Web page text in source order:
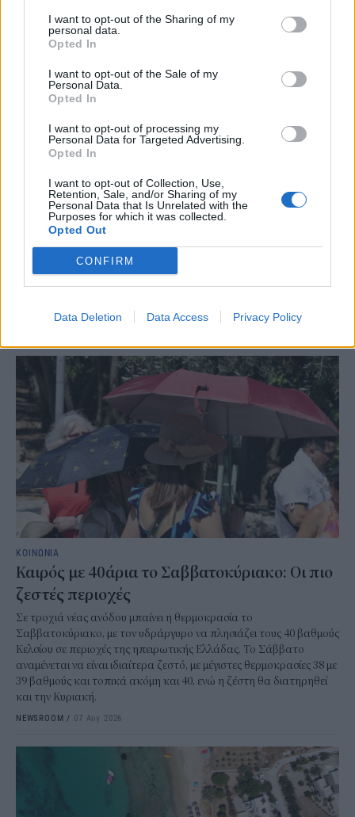
I want to opt-out of the Sharing of my
personal data.
Opted In
I want to opt-out of the Sale of my
Personal Data.
Opted In
I want to opt-out of processing my
Personal Data for Targeted Advertising.
Opted In
I want to opt-out of Collection, Use,
Retention, Sale, and/or Sharing of my
Personal Data that Is Unrelated with the
Purposes for which it was collected.
Opted Out
CONFIRM
Data Deletion Data Access Privacy Policy
ΚΟΙΝΩΝΙΑ
Humanity Greece: 24ωρη στήριξη στα
πύρινα μέτωπα - Πώς μπορείτε να
Η Humanity Greece συνεχίζει αδιάκοπα την ανθρωπιστική της
κινητοποίηση για τις πυρκαγιές που πλήττουν τη χώρα, με 24ωρη
παρουσία όπου καταγράφεται ανάγκη. Τις τελευταίες ημέρες, η
δυνάμεις και τοπικές κοινωνίες σε Βοιωτία, Πόρτο Γερμενό,
Ρέθυμνο και άλλες πληγείσες περιοχές, παρέχοντας νερό, τρόφιμα,
γεύματα, είδη πρώτης ανάγκης και υγειονομικό υλικό σε
ΚΟΙΝΩΝΙΑ
Καιρός με 40άρια το Σαββατοκύριακο: Οι πιο
ζεστές περιοχές
Σε τροχιά νέας ανόδου μπαίνει η θερμοκρασία το
Σαββατοκύριακο, με τον υδράργυρο να πλησιάζει τους 40 βαθμούς
Κελσίου σε περιοχές της ηπειρωτικής Ελλάδας. Το Σάββατο
αναμένεται να είναι ιδιαίτερα ζεστό, με μέγιστες θερμοκρασίες 38 με
39 βαθμούς και τοπικά ακόμη και 40, ενώ η ζέστη θα διατηρηθεί
και την Κυριακή.
NEWSROOM / 07 Αυγ 2026